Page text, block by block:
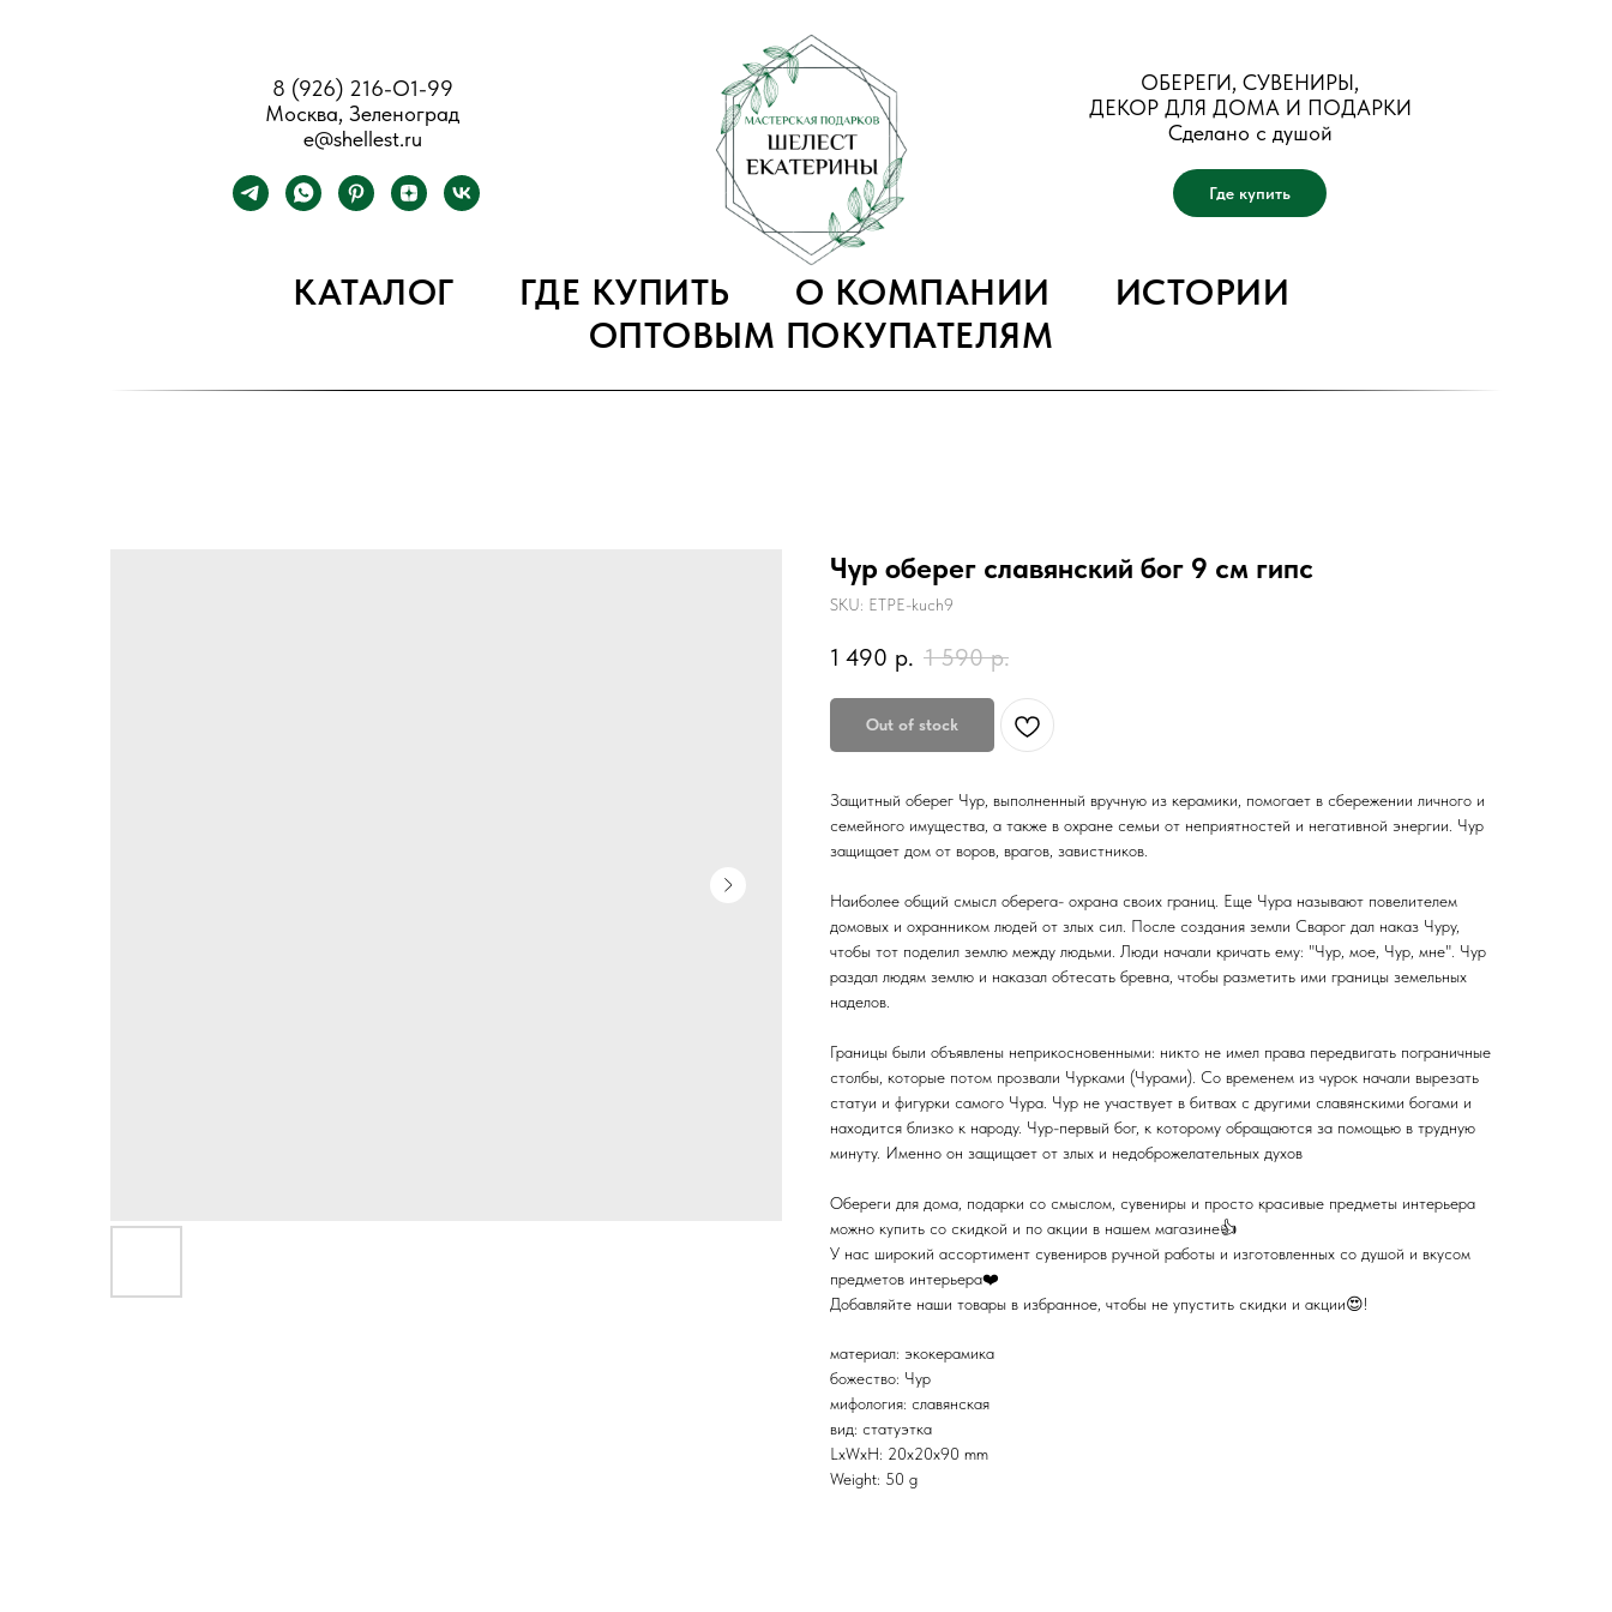
8 (926) 216-О1-99
Москва, Зеленоград
e@shellest.ru
ОБЕРЕГИ, СУВЕНИРЫ,
ДЕКОР ДЛЯ ДОМА И ПОДАРКИ
Сделано с душой
Где купить
КАТАЛОГ ГДЕ КУПИТЬ О КОМПАНИИ
ИСТОРИИ
ОПТОВЫМ ПОКУПАТЕЛЯМ
Чур оберег славянский бог 9 см гипс
SKU: ETPE-kuch9
1 490 р. 1 590 р.
Out of stock
Защитный оберег Чур, выполненный вручную из керамики, помогает в сбережении личного и
семейного имущества, а также в охране семьи от неприятностей и негативной энергии. Чур
защищает дом от воров, врагов, завистников.
Наиболее общий смысл оберега- охрана своих границ. Еще Чура называют повелителем
домовых и охранником людей от злых сил. После создания земли Сварог дал наказ Чуру,
чтобы тот поделил землю между людьми. Люди начали кричать ему: "Чур, мое, Чур, мне". Чур
раздал людям землю и наказал обтесать бревна, чтобы разметить ими границы земельных
наделов.
Границы были объявлены неприкосновенными: никто не имел права передвигать пограничные
столбы, которые потом прозвали Чурками (Чурами). Со временем из чурок начали вырезать
статуи и фигурки самого Чура. Чур не участвует в битвах с другими славянскими богами и
находится близко к народу. Чур-первый бог, к которому обращаются за помощью в трудную
минуту. Именно он защищает от злых и недоброжелательных духов
Обереги для дома, подарки со смыслом, сувениры и просто красивые предметы интерьера
можно купить со скидкой и по акции в нашем магазине👍
У нас широкий ассортимент сувениров ручной работы и изготовленных со душой и вкусом
предметов интерьера❤️
Добавляйте наши товары в избранное, чтобы не упустить скидки и акции😍!
материал: экокерамика
божество: Чур
мифология: славянская
вид: статуэтка
LxWxH: 20x20x90 mm
Weight: 50 g